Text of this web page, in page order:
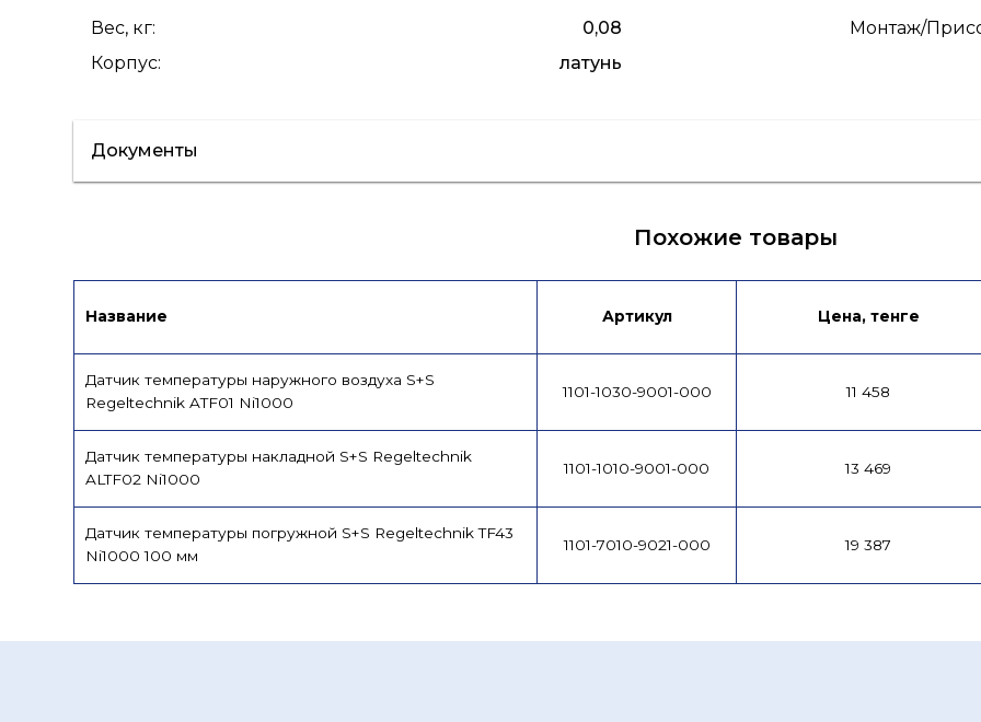
Вес, кг:
0,08
Корпус: латунь
Монтаж/
Документы
Похожие товары
Название Артикул Цена, тенге
Датчик температуры наружного воздуха S+S
Regeltechnik ATF01 Ni1000
1101-1030-9001-000 11 458
Датчик температуры накладной S+S Regeltechnik
ALTF02 Ni1000
1101-1010-9001-000 13 469
Датчик температуры погружной S+S Regeltechnik TF43
Ni1000 100 мм
1101-7010-9021-000 19 387